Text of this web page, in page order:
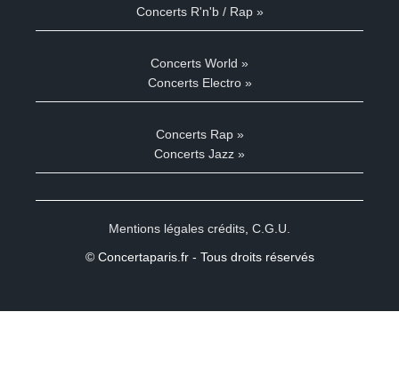
Concerts R'n'b / Rap »
Concerts World »
Concerts Electro »
Concerts Rap »
Concerts Jazz »
Mentions légales crédits C.G.U.
© Concertaparis.fr - Tous droits réservés